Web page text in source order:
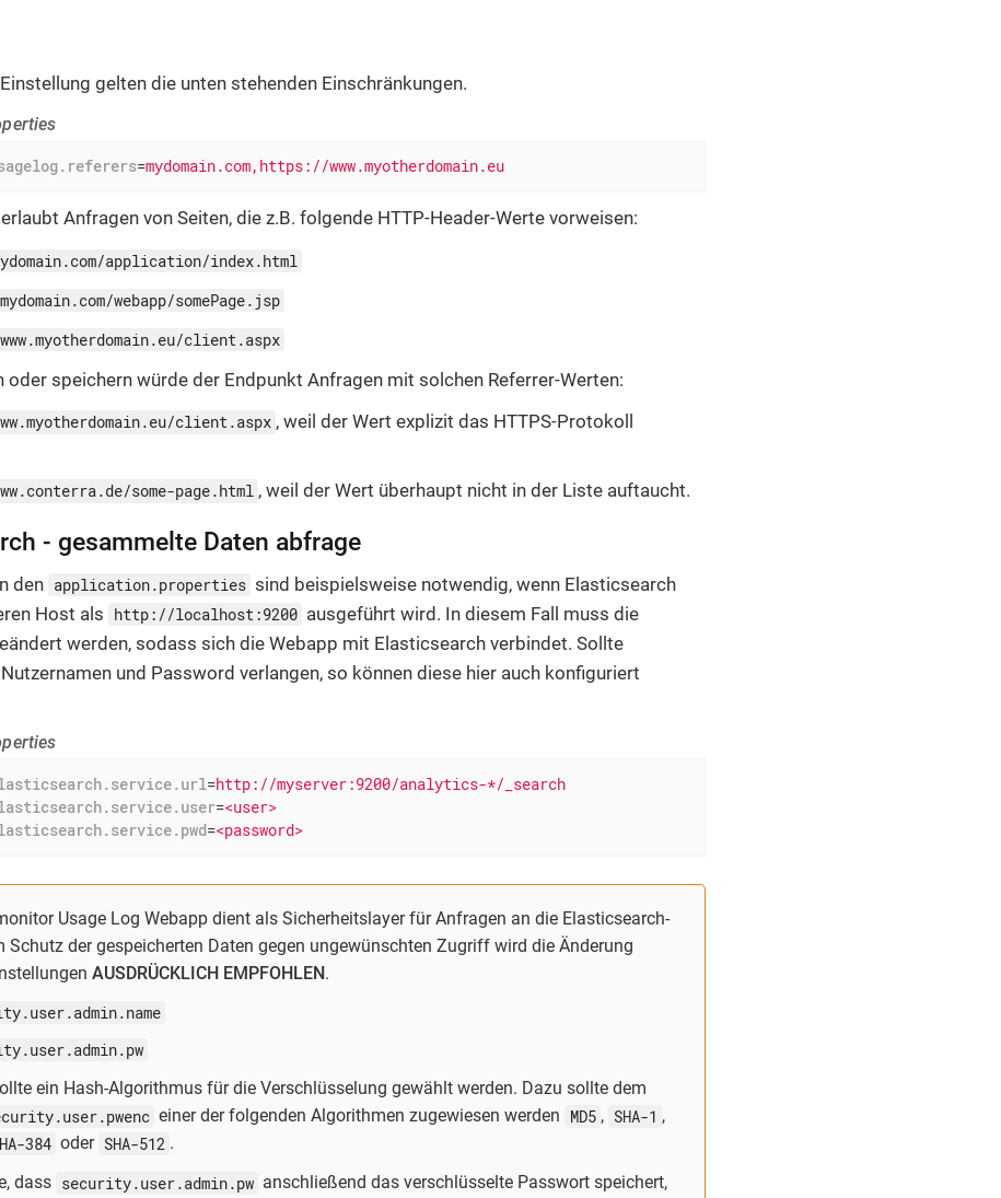
gelten die unten stehenden Einschränkungen.
=mydomain.com,https://www.myotherdomain.eu
Anfragen von Seiten, die z.B. folgende HTTP-Header-Werte vorweisen:
application/index.html
webapp/somePage.jsp
client.aspx
oder speichern würde der Endpunkt Anfragen mit solchen Referrer-Werten:
client.aspx , weil der Wert explizit das HTTPS-Protokoll
some-page.html , weil der Wert überhaupt nicht in der Liste auftaucht.
- gesammelte Daten abfrage
den application.properties sind beispielsweise notwendig, wenn Elasticsearch
Host als http://localhost:9200 ausgeführt wird. In diesem Fall muss die
werden, sodass sich die Webapp mit Elasticsearch verbindet. Sollte
und Password verlangen, so können diese hier auch konfiguriert
=http://myserver:9200/analytics-*/_search
=<user>
=<password>
Usage Log Webapp dient als Sicherheitslayer für Anfragen an die Elasticsearch-
Schutz der gespeicherten Daten gegen ungewünschten Zugriff wird die Änderung
AUSDRÜCKLICH EMPFOHLEN.
ein Hash-Algorithmus für die Verschlüsselung gewählt werden. Dazu sollte dem
einer der folgenden Algorithmen zugewiesen werden MD5 , SHA-1 ,
384 oder SHA-512 .
dass security.user.admin.pw anschließend das verschlüsselte Passwort speichert,